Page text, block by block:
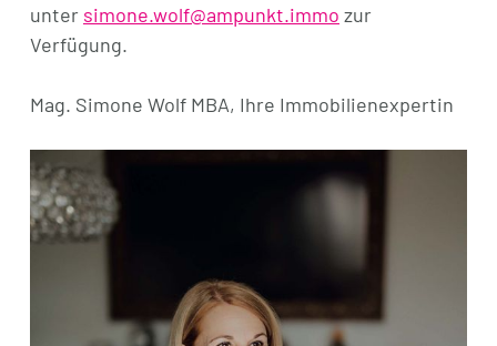
unter simone.wolf@ampunkt.immo zur
Verfügung.
Mag. Simone Wolf MBA, Ihre Immobilienexpertin